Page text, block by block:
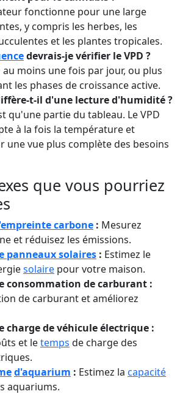
fonctionne pour une large
y compris les herbes, les
et les plantes tropicales.
devrais-je vérifier le VPD ?
au moins une fois par jour, ou plus
les phases de croissance active.
t-il d'une lecture d'humidité ?
qu'une partie du tableau. Le VPD
à la fois la température et
une vue plus complète des besoins
que vous pourriez
carbone : Mesurez
et réduisez les émissions.
panneaux solaires : Estimez le
solaire pour votre maison.
consommation de carburant :
de carburant et améliorez
charge de véhicule électrique :
et letemps de charge des
d'aquarium : Estimez la capacité
aquariums.